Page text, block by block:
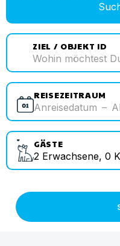
ZIEL / OBJEKT ID
REISEZEITRAUM
Anreisedatum –
GÄSTE
2 Erwachsene, 0